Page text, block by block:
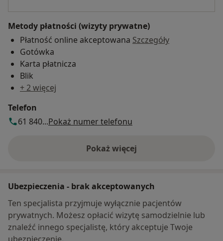
Metody płatności (wizyty prywatne)
Płatność online akceptowana Szczegóły
Gotówka
Karta płatnicza
Blik
+ 2 więcej
Telefon
61 840...Pokaż numer telefonu
Pokaż więcej
o adresie
Ubezpieczenia - brak akceptowanych
Ten specjalista przyjmuje wyłącznie pacjentów
prywatnych. Możesz opłacić wizytę samodzielnie lub
znaleźć innego specjalistę, który akceptuje Twoje